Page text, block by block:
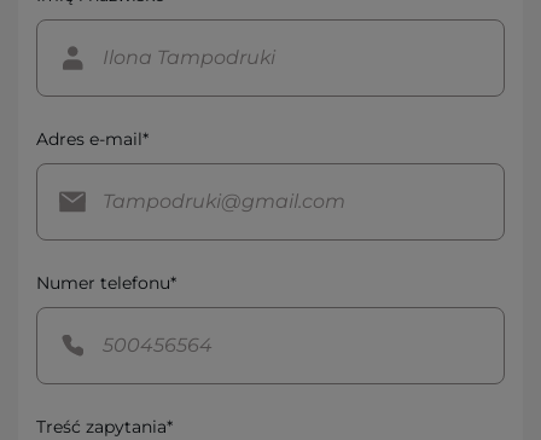
Adres e-mail*
Numer telefonu*
Treść zapytania*